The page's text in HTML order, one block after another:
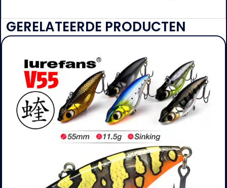
GERELATEERDE PRODUCTEN